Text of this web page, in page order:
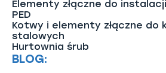
Elementy złączne do
PED
Kotwy i elementy złączne do
stalowych
Hurtownia śrub
BLOG: